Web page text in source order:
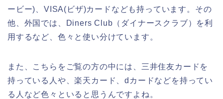
ービー)、VISA(ビザ)カードなども持っています。その
他、外国では、Diners Club（ダイナースクラブ）を利
用するなど、色々と使い分けています。
また、こちらをご覧の方の中には、三井住友カードを
持っている人や、楽天カード、dカードなどを持ってい
る人など色々といると思うんですよね。